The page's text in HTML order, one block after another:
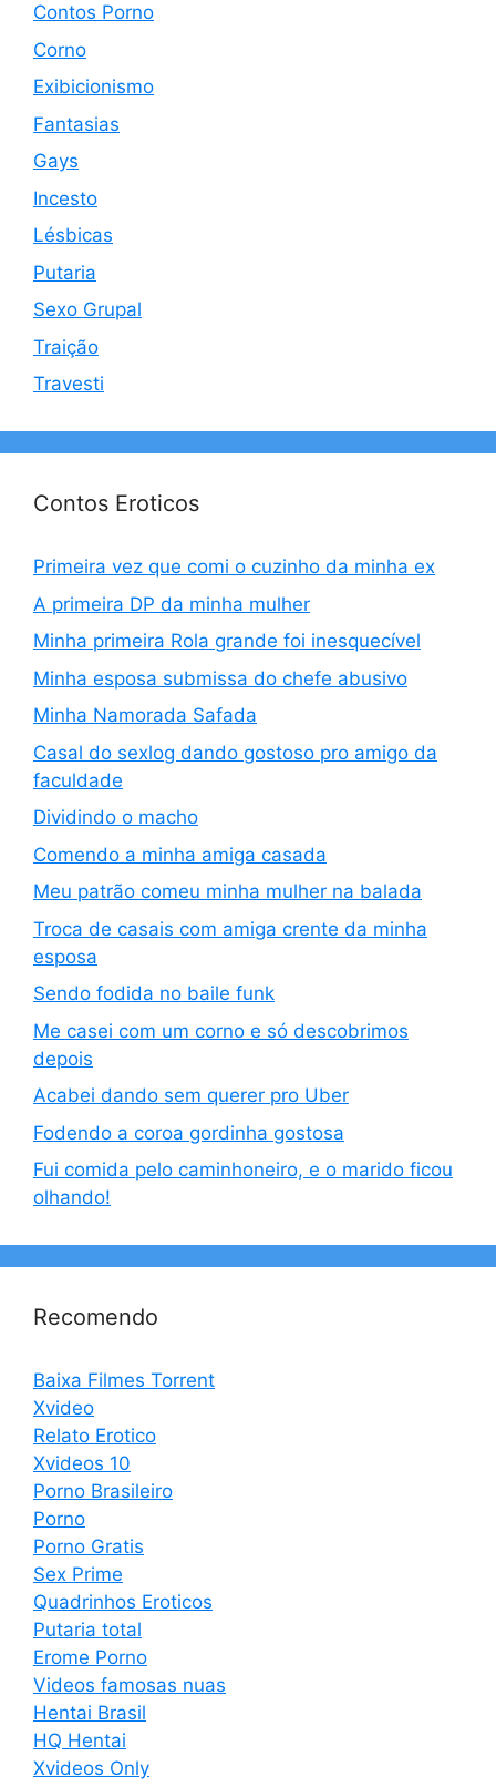
Contos Porno
Corno
Exibicionismo
Fantasias
Gays
Incesto
Lésbicas
Putaria
Sexo Grupal
Traição
Travesti
Contos Eroticos
Primeira vez que comi o cuzinho da minha ex
A primeira DP da minha mulher
Minha primeira Rola grande foi inesquecível
Minha esposa submissa do chefe abusivo
Minha Namorada Safada
Casal do sexlog dando gostoso pro amigo da
faculdade
Dividindo o macho
Comendo a minha amiga casada
Meu patrão comeu minha mulher na balada
Troca de casais com amiga crente da minha
esposa
Sendo fodida no baile funk
Me casei com um corno e só descobrimos
depois
Acabei dando sem querer pro Uber
Fodendo a coroa gordinha gostosa
Fui comida pelo caminhoneiro, e o marido ficou
olhando!
Recomendo
Baixa Filmes Torrent
Xvideo
Relato Erotico
Xvideos 10
Porno Brasileiro
Porno
Porno Gratis
Sex Prime
Quadrinhos Eroticos
Putaria total
Erome Porno
Videos famosas nuas
Hentai Brasil
HQ Hentai
Xvideos Only